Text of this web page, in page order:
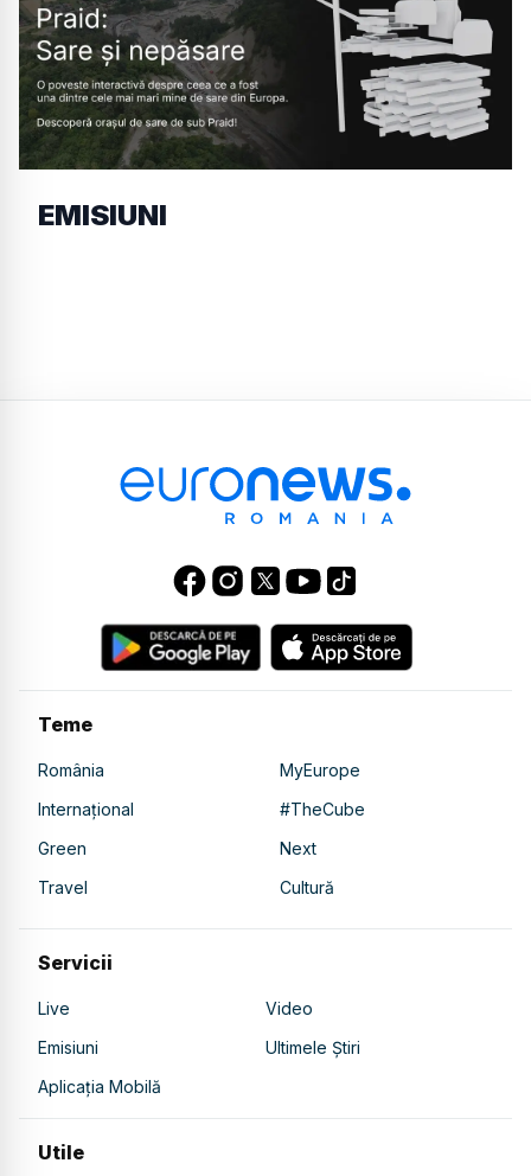
EMISIUNI
Teme
România
MyEurope
Internațional
#TheCube
Green
Next
Travel
Cultură
Servicii
Live
Video
Emisiuni
Ultimele Știri
Aplicația Mobilă
Utile